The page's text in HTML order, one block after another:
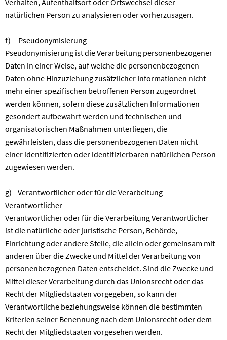
natürlichen Person zu analysieren oder vorherzusagen.
f) Pseudonymisierung
Pseudonymisierung ist die Verarbeitung personenbezogener
Daten in einer Weise, auf welche die personenbezogenen
Daten ohne Hinzuziehung zusätzlicher Informationen nicht
mehr einer spezifischen betroffenen Person zugeordnet
werden können, sofern diese zusätzlichen Informationen
gesondert aufbewahrt werden und technischen und
organisatorischen Maßnahmen unterliegen, die
gewährleisten, dass die personenbezogenen Daten nicht
einer identifizierten oder identifizierbaren natürlichen Person
zugewiesen werden.
g) Verantwortlicher oder für die Verarbeitung
Verantwortlicher
Verantwortlicher oder für die Verarbeitung Verantwortlicher
ist die natürliche oder juristische Person, Behörde,
Einrichtung oder andere Stelle, die allein oder gemeinsam mit
anderen über die Zwecke und Mittel der Verarbeitung von
personenbezogenen Daten entscheidet. Sind die Zwecke und
Mittel dieser Verarbeitung durch das Unionsrecht oder das
Recht der Mitgliedstaaten vorgegeben, so kann der
Verantwortliche beziehungsweise können die bestimmten
Kriterien seiner Benennung nach dem Unionsrecht oder dem
Recht der Mitgliedstaaten vorgesehen werden.